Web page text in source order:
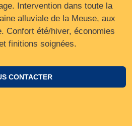
Intervention dans toute la
alluviale de la Meuse, aux
Confort été/hiver, économies
finitions soignées.
CONTACTER